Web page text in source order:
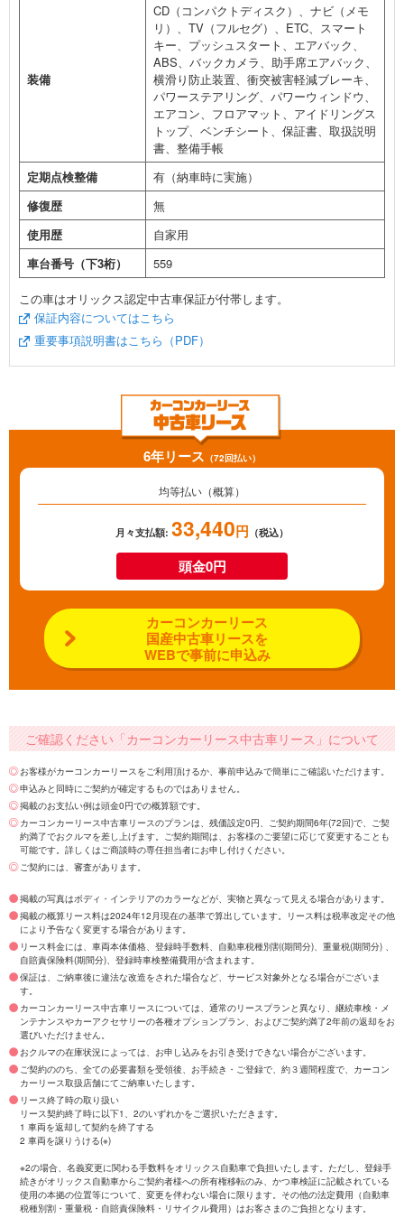
装備
CD（コンパクトディスク）、ナビ（メモ
リ）、TV（フルセグ）、ETC、スマート
キー、プッシュスタート、エアバック、
ABS、バックカメラ、助手席エアバック、
横滑り防止装置、衝突被害軽減ブレーキ、
パワーステアリング、パワーウィンドウ、
エアコン、フロアマット、アイドリングス
トップ、ベンチシート、保証書、取扱説明
書、整備手帳
定期点検整備
有（納車時に実施）
修復歴
無
使用歴
自家用
車台番号（下3桁）
559
この車はオリックス認定中古車保証が付帯します。
保証内容についてはこちら
重要事項説明書はこちら（PDF）
6年リース （72回払い）
均等払い（概算）
月々支払額: 33,440円 （税込）
頭金0円
カーコンカーリース
国産中古車リースを
WEBで事前に申込み
ご確認ください「カーコンカーリース中古車リース」について
お客様がカーコンカーリースをご利用頂けるか、事前申込みで簡単にご確認いただけます。
申込みと同時にご契約が確定するものではありません。
掲載のお支払い例は頭金0円での概算額です。
カーコンカーリース中古車リースのプランは、残価設定0円、ご契約期間6年(72回)で、ご契
約満了でおクルマを差し上げます。ご契約期間は、お客様のご要望に応じて変更することも
可能です。詳しくはご商談時の専任担当者にお申し付けください。
ご契約には、審査があります。
掲載の写真はボディ・インテリアのカラーなどが、実物と異なって見える場合があります。
掲載の概算リース料は2024年12月現在の基準で算出しています。リース料は税率改定その他
により予告なく変更する場合があります。
リース料金には、車両本体価格、登録時手数料、自動車税種別割(期間分)、重量税(期間分) 、
自賠責保険料(期間分)、登録時車検整備費用が含まれます。
保証は、ご納車後に違法な改造をされた場合など、サービス対象外となる場合がございま
す。
カーコンカーリース中古車リースについては、通常のリースプランと異なり、継続車検・メ
ンテナンスやカーアクセサリーの各種オプションプラン、およびご契約満了2年前の返却をお
選びいただけません。
おクルマの在庫状況によっては、お申し込みをお引き受けできない場合がございます。
ご契約ののち、全ての必要書類を受領後、お手続き・ご登録で、約３週間程度で、カーコン
カーリース取扱店舗にてご納車いたします。
リース終了時の取り扱い
リース契約終了時に以下1、2のいずれかをご選択いただきます。
1 車両を返却して契約を終了する
2 車両を譲りうける(※)
※2の場合、名義変更に関わる手数料をオリックス自動車で負担いたします。ただし、登録手
続きがオリックス自動車からご契約者様への所有権移転のみ、かつ車検証に記載されている
使用の本拠の位置等について、変更を伴わない場合に限ります。その他の法定費用（自動車
税種別割・重量税・自賠責保険料・リサイクル費用）はお客さまのご負担となります。